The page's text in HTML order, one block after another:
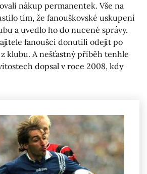
nákup permanentek. Vše na
tím, že fanouškovské uskupení
a uvedlo ho do nucené správy.
fanoušci donutili odejít po
klubu. A nešťastný příběh tenhle
dopsal v roce 2008, kdy